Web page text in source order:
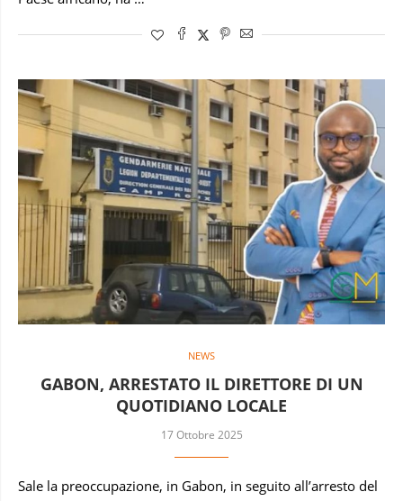
NEWS
GABON, ARRESTATO IL DIRETTORE DI UN
QUOTIDIANO LOCALE
17 Ottobre 2025
Sale la preoccupazione, in Gabon, in seguito all’arresto del